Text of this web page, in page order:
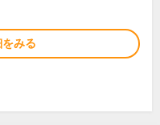
みる